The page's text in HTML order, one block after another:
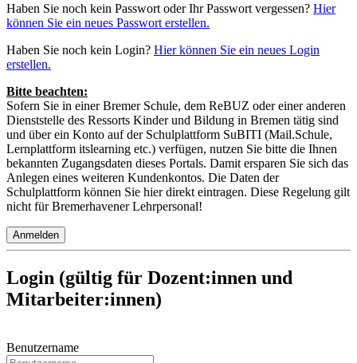
Haben Sie noch kein Passwort oder Ihr Passwort vergessen? Hier
können Sie ein neues Passwort erstellen.
Haben Sie noch kein Login? Hier können Sie ein neues Login
erstellen.
Bitte beachten:
Sofern Sie in einer Bremer Schule, dem ReBUZ oder einer anderen
Dienststelle des Ressorts Kinder und Bildung in Bremen tätig sind
und über ein Konto auf der Schulplattform SuBITI (Mail.Schule,
Lernplattform itslearning etc.) verfügen, nutzen Sie bitte die Ihnen
bekannten Zugangsdaten dieses Portals. Damit ersparen Sie sich das
Anlegen eines weiteren Kundenkontos. Die Daten der
Schulplattform können Sie hier direkt eintragen. Diese Regelung gilt
nicht für Bremerhavener Lehrpersonal!
Anmelden
Login (gültig für Dozent:innen und
Mitarbeiter:innen)
Benutzername